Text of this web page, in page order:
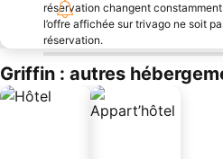
réservation changent
l’offre affichée sur trivago ne soit
réservation.
Griffin : autres